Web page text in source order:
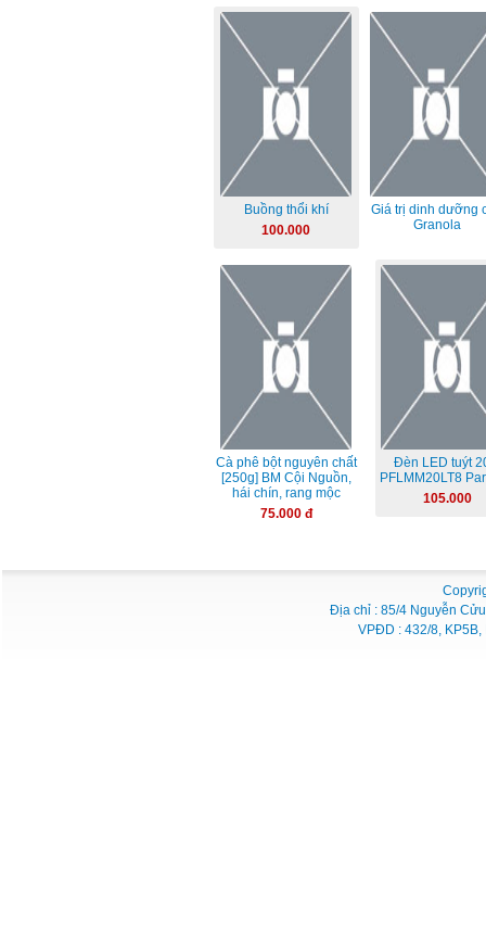
Buồng thổi khí
100.000
Giá trị dinh dưỡng
Granola
Cà phê bột nguyên chất
[250g] BM Cội Nguồn,
hái chín, rang mộc
75.000 đ
Đèn LED tuýt
PFLMM20LT8
105.000
Địa chỉ : 85/4 Nguyễn
VPĐD : 432/8,